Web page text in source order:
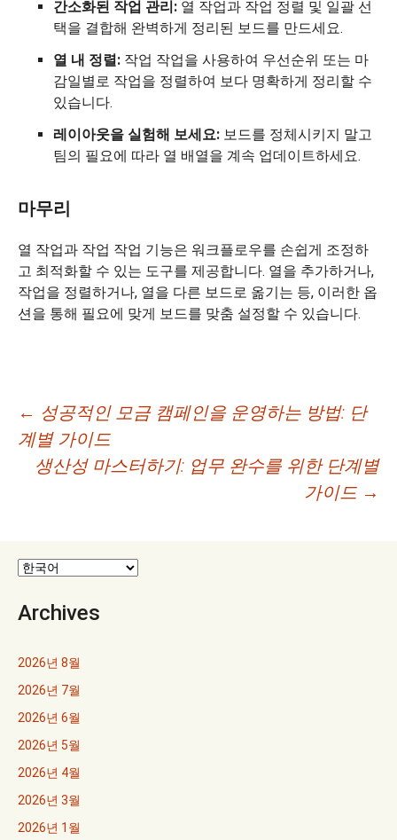
간소화된 작업 관리: 열 작업과 작업 정렬 및 일괄 선
택을 결합해 완벽하게 정리된 보드를 만드세요.
열 내 정렬: 작업 작업을 사용하여 우선순위 또는 마
감일별로 작업을 정렬하여 보다 명확하게 정리할 수
있습니다.
레이아웃을 실험해 보세요: 보드를 정체시키지 말고
팀의 필요에 따라 열 배열을 계속 업데이트하세요.
마무리
열 작업과 작업 작업 기능은 워크플로우를 손쉽게 조정하
고 최적화할 수 있는 도구를 제공합니다. 열을 추가하거나,
작업을 정렬하거나, 열을 다른 보드로 옮기는 등, 이러한 옵
션을 통해 필요에 맞게 보드를 맞춤 설정할 수 있습니다.
글
네
이
션
← 성공적인 모금 캠페인을 운영하는 방법: 단
계별 가이드
생산성 마스터하기: 업무 완수를 위한 단계별
가이드 →
Archives
2026년 8월
2026년 7월
2026년 6월
2026년 5월
2026년 4월
2026년 3월
2026년 1월